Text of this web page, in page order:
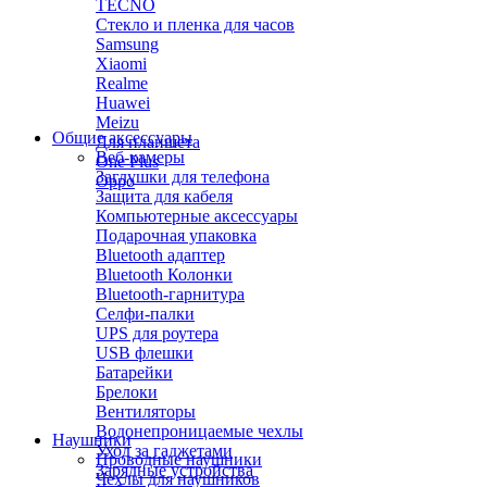
TECNO
Стекло и пленка для часов
Samsung
Xiaomi
Realme
Huawei
Meizu
Для планшета
One Plus
Oppo
Общие аксессуары
Веб-камеры
Заглушки для телефона
Защита для кабеля
Компьютерные аксессуары
Подарочная упаковка
Bluetooth адаптер
Bluetooth Колонки
Bluetooth-гарнитура
Селфи-палки
UPS для роутера
USB флешки
Батарейки
Брелоки
Вентиляторы
Водонепроницаемые чехлы
Уход за гаджетами
Зарядные устройства
Наушники
Проводные наушники
Чехлы для наушников